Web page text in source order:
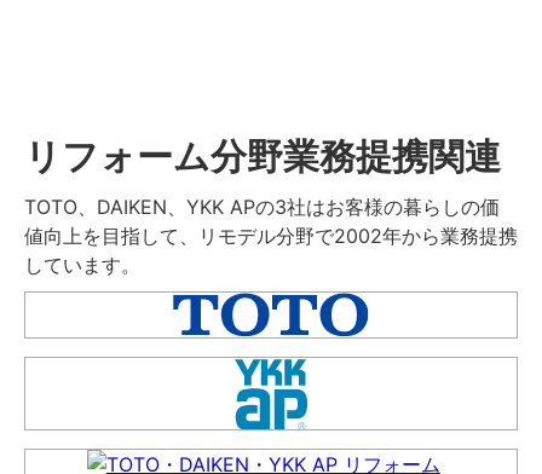
リフォーム分野業務提携関連
TOTO、DAIKEN、YKK APの3社はお客様の暮らしの価
値向上を目指して、リモデル分野で2002年から業務提携
しています。